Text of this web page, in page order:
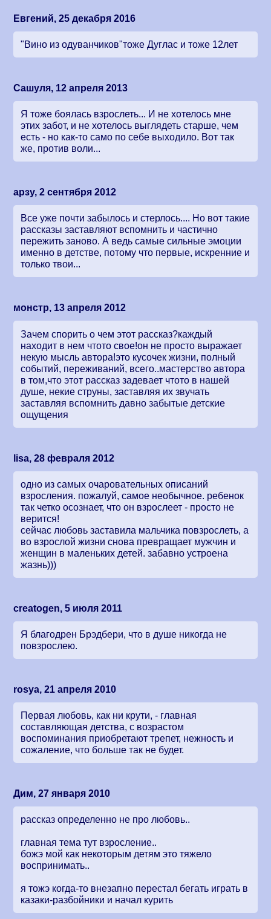
Евгений, 25 декабря 2016
"Вино из одуванчиков"тоже Дуглас и тоже 12лет
Сашуля, 12 апреля 2013
Я тоже боялась взрослеть... И не хотелось мне
этих забот, и не хотелось выглядеть старше, чем
есть - но как-то само по себе выходило. Вот так
же, против воли...
арзу, 2 сентября 2012
Все уже почти забылось и стерлось.... Но вот такие
рассказы заставляют вспомнить и частично
пережить заново. А ведь самые сильные эмоции
именно в детстве, потому что первые, искренние и
только твои...
монстр, 13 апреля 2012
Зачем спорить о чем этот рассказ?каждый
находит в нем чтото свое!он не просто выражает
некую мысль автора!это кусочек жизни, полный
событий, переживаний, всего..мастерство автора
в том,что этот рассказ задевает чтото в нашей
душе, некие струны, заставляя их звучать
заставляя вспомнить давно забытые детские
ощущения
lisa, 28 февраля 2012
одно из самых очаровательных описаний
взросления. пожалуй, самое необычное. ребенок
так четко осознает, что он взрослеет - просто не
верится!
сейчас любовь заставила мальчика повзрослеть, а
во взрослой жизни снова превращает мужчин и
женщин в маленьких детей. забавно устроена
жазнь)))
creatogen, 5 июля 2011
Я благодрен Брэдбери, что в душе никогда не
повзрослею.
rosya, 21 апреля 2010
Первая любовь, как ни крути, - главная
составляющая детства, с возрастом
воспоминания приобретают трепет, нежность и
сожаление, что больше так не будет.
Дим, 27 января 2010
рассказ определенно не про любовь..
главная тема тут взросление..
божэ мой как некоторым детям это тяжело
воспринимать..
я тожэ когда-то внезапно перестал бегать играть в
казаки-разбойники и начал курить